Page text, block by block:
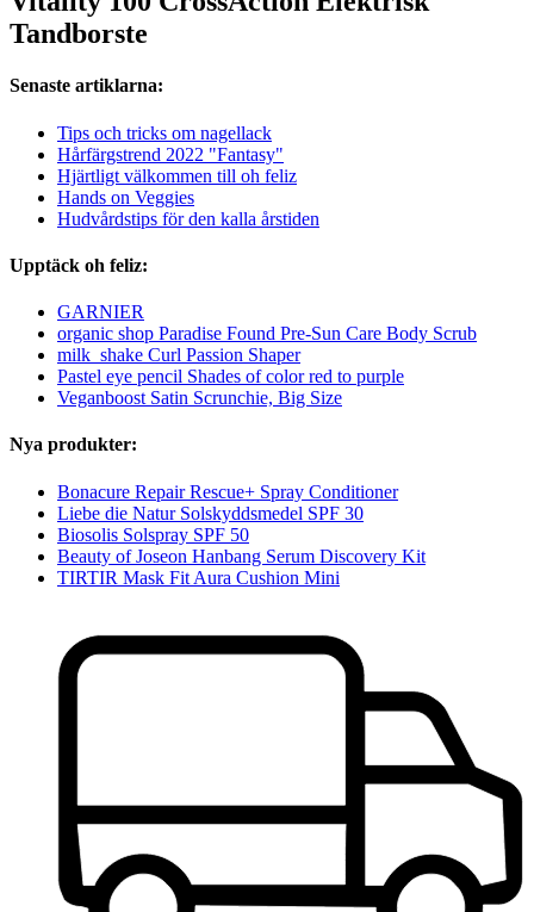
Tandborste
Senaste artiklarna:
Tips och tricks om nagellack
Hårfärgstrend 2022 "Fantasy"
Hjärtligt välkommen till oh feliz
Hands on Veggies
Hudvårdstips för den kalla årstiden
Upptäck oh feliz:
GARNIER
organic shop Paradise Found Pre-Sun Care Body Scrub
milk_shake Curl Passion Shaper
Pastel eye pencil Shades of color red to purple
Veganboost Satin Scrunchie, Big Size
Nya produkter:
Bonacure Repair Rescue+ Spray Conditioner
Liebe die Natur Solskyddsmedel SPF 30
Biosolis Solspray SPF 50
Beauty of Joseon Hanbang Serum Discovery Kit
TIRTIR Mask Fit Aura Cushion Mini